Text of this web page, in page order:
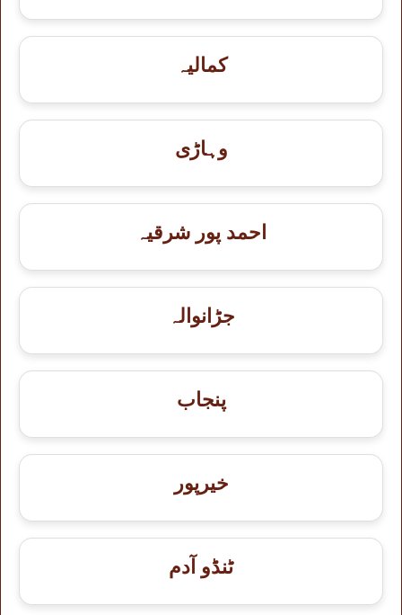
کمالیہ
وہاڑی
احمد پور شرقیہ
جڑانوالہ
پنجاب
خيرپور
ٹنڈو آدم